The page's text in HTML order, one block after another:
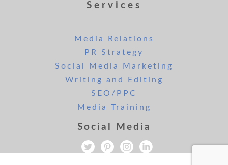
Services
Media Relations
PR Strategy
Social Media Marketing
Writing and Editing
SEO/PPC
Media Training
Social Media